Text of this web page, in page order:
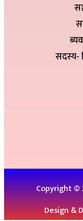
सदस्य-
Copyright ©
Design &